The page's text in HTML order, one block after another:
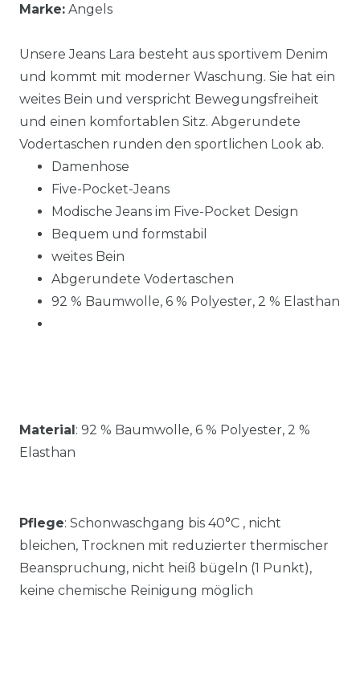
Marke: Angels
Unsere Jeans Lara besteht aus sportivem Denim
und kommt mit moderner Waschung. Sie hat ein
weites Bein und verspricht Bewegungsfreiheit
und einen komfortablen Sitz. Abgerundete
Vodertaschen runden den sportlichen Look ab.
Damenhose
Five-Pocket-Jeans
Modische Jeans im Five-Pocket Design
Bequem und formstabil
weites Bein
Abgerundete Vodertaschen
92 % Baumwolle, 6 % Polyester, 2 % Elasthan
Material: 92 % Baumwolle, 6 % Polyester, 2 %
Elasthan
Pflege: Schonwaschgang bis 40°C , nicht
bleichen, Trocknen mit reduzierter thermischer
Beanspruchung, nicht heiß bügeln (1 Punkt),
keine chemische Reinigung möglich